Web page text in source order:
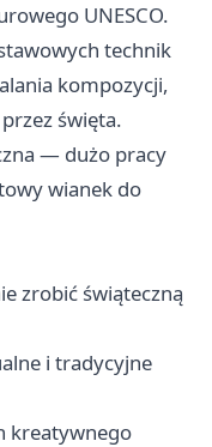
UNESCO.
technik
kompozycji,
święta.
— dużo pracy
wianek do
zrobić świąteczną
i tradycyjne
kreatywnego